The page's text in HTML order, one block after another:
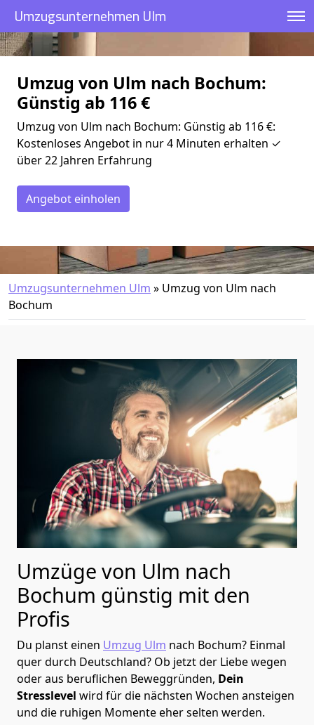
Umzugsunternehmen Ulm
Umzug von Ulm nach Bochum:
Günstig ab 116 €
Umzug von Ulm nach Bochum: Günstig ab 116 €:
Kostenloses Angebot in nur 4 Minuten erhalten ✓
über 22 Jahren Erfahrung
Angebot einholen
Umzugsunternehmen Ulm » Umzug von Ulm nach
Bochum
Umzüge von Ulm nach
Bochum günstig mit den
Profis
Du planst einen Umzug Ulm nach Bochum? Einmal
quer durch Deutschland? Ob jetzt der Liebe wegen
oder aus beruflichen Beweggründen, Dein
Stresslevel wird für die nächsten Wochen ansteigen
und die ruhigen Momente eher selten werden.